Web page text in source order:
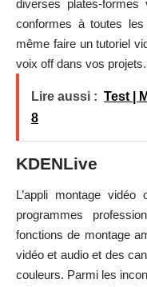
diverses plates-
conformes à toutes
même faire un tutoriel
voix off dans vos projets.
Lire aussi : Test |
8
KDENLive
L’appli montage
programmes
fonctions de montage
vidéo et audio et des
couleurs. Parmi les